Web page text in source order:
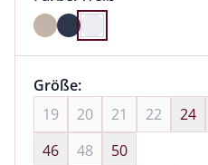
Farbe Weiß ausgewählt
Größenauswahl:
Größe:nichts ausgewählt
19
20 21 22 24
46
48
50